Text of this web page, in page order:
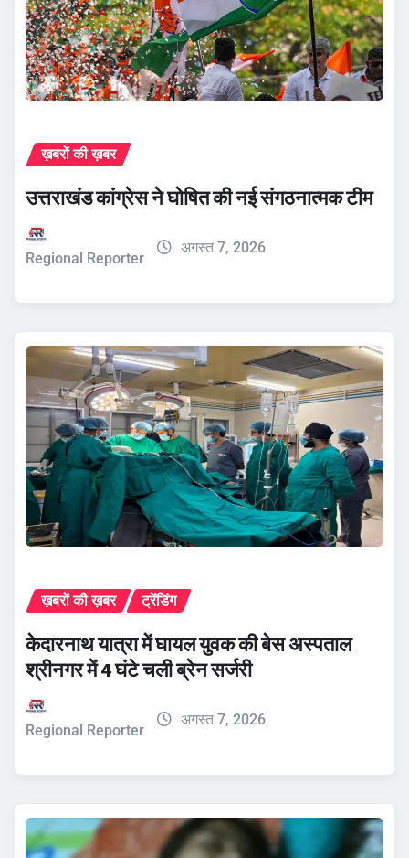
ख़बरों की ख़बर
उत्तराखंड कांग्रेस ने घोषित की नई संगठनात्मक टीम
Regional Reporter
अगस्त 7, 2026
ख़बरों की ख़बर ट्रेंडिंग
केदारनाथ यात्रा में घायल युवक की बेस अस्पताल
श्रीनगर में 4 घंटे चली ब्रेन सर्जरी
Regional Reporter
अगस्त 7, 2026